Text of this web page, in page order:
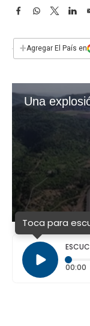
F
e
b
k
W
s
T
w
t
L
n
+Agregar El País en
Toca para
00:00